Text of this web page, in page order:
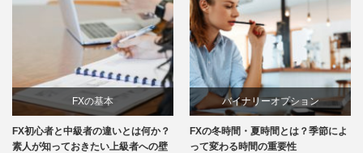
FXの基本
FX初心者と中級者の違いとは何か？
素人が知っておきたい上級者への壁
バイナリーオプション
FXの冬時間・夏時間とは？季節によ
って変わる時間の重要性